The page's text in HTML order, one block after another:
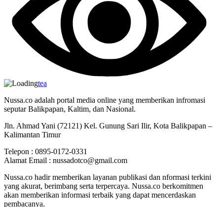
tea
Nussa.co adalah portal media online yang memberikan infromasi
seputar Balikpapan, Kaltim, dan Nasional.
Jln. Ahmad Yani (72121) Kel. Gunung Sari Ilir, Kota Balikpapan –
Kalimantan Timur
Telepon : 0895-0172-0331
Alamat Email : nussadotco@gmail.com
Nussa.co hadir memberikan layanan publikasi dan nformasi terkini
yang akurat, berimbang serta terpercaya. Nussa.co berkomitmen
akan memberikan informasi terbaik yang dapat mencerdaskan
pembacanya.